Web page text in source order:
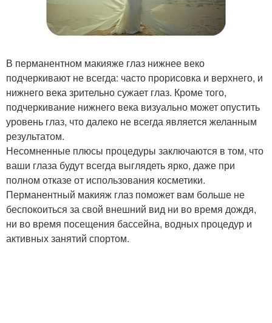
В перманентном макияже глаз нижнее веко
подчеркивают не всегда: часто прорисовка и верхнего, и
нижнего века зрительно сужает глаз. Кроме того,
подчеркивание нижнего века визуально может опустить
уровень глаз, что далеко не всегда является желанным
результатом.
Несомненные плюсы процедуры заключаются в том, что
ваши глаза будут всегда выглядеть ярко, даже при
полном отказе от использования косметики.
Перманентный макияж глаз поможет вам больше не
беспокоиться за свой внешний вид ни во время дождя,
ни во время посещения бассейна, водных процедур и
активных занятий спортом.